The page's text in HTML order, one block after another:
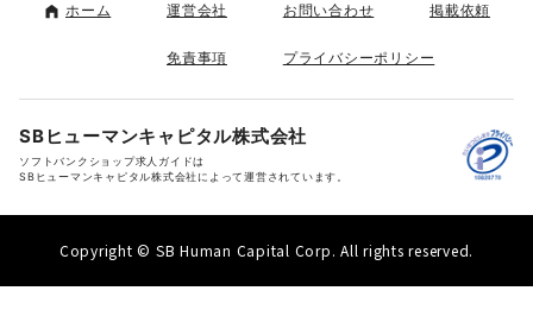
ホーム 運営会社 お問い合わせ 掲載依頼
免責事項 プライバシーポリシー
SBヒューマンキャピタル株式会社
ソフトバンクショップ求人ガイドは
SBヒューマンキャピタル株式会社によって運営されています。
Copyright © SB Human Capital Corp. All rights reserved.